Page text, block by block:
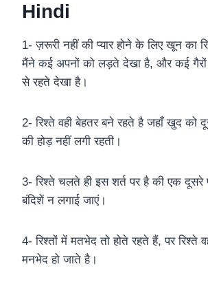
Hindi
1- ज़रूरी नहीं की प्यार होने के लिए खून का
मैंने कई अपनों को लड़ते देखा है, और कई गैरों
से रहते देखा है।
2- रिश्ते वही बेहतर बने रहते है जहाँ खुद को
की होड़ नहीं लगी रहती।
3- रिश्ते चलते ही इस शर्त पर है की एक दूसरे
बंदिशें न लगाई जाएं।
4- रिश्तों में मतभेद तो होते रहते हैं, पर रिश्ते
मनभेद हो जाते है।